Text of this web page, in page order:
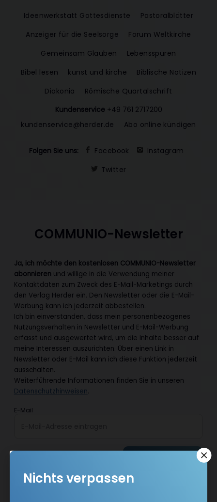
Ideenwerkstatt Gottesdienste
Pastoralblätter
Anzeiger für die Seelsorge
Forum Weltkirche
Gemeinsam Glauben
Lebensspuren
Bibel lesen
kunst und kirche
Biblische Notizen
Diakonia
Römische Quartalschrift
Kundenservice +49 761 2717200
kundenservice@herder.de
Abo online kündigen
Folgen Sie uns: Facebook
Instagram
Twitter
COMMUNIO-Newsletter
Ja, ich möchte den kostenlosen COMMUNIO-Newsletter
abonnieren und willige in die Verwendung meiner
Kontaktdaten zum Zweck des E-Mail-Marketings durch
den Verlag Herder ein. Den Newsletter oder die E-Mail-
Werbung kann ich jederzeit abbestellen.
Ich bin einverstanden, dass mein personenbezogenes
Nutzungsverhalten in Newsletter und E-Mail-Werbung
erfasst und ausgewertet wird, um die Inhalte besser auf
meine Interessen auszurichten. Über einen Link in
Newsletter oder E-Mail kann ich diese Funktion jederzeit
ausschalten.
Weiterführende Informationen finden Sie in unseren
Datenschutzhinweisen.
E-Mail
Nichts verpassen